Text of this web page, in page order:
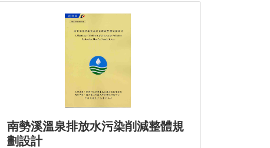
南勢溪溫泉排放水污染削減整體規
劃設計